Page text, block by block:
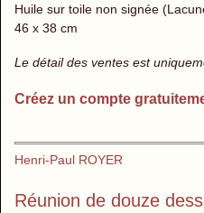
Huile sur toile non signée
46 x 38 cm
Le détail des ventes est
Créez un compte
Henri-Paul ROYER
Réunion de douze